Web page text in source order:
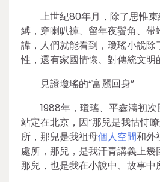
上世紀80年月，除了思惟
縛，穿喇叭褲、留年夜鬢角、帶
諱，人們就能看到，瓊瑤小說
性，還有家國情懷、對傳統文明
見證瓊瑤的“富麗回身”
1988年，瓊瑤、平鑫濤初
站定在北京，因“那兒是我怙恃
所，那兒是我祖母個人空間和外
處所，那兒，是我汗青講義上幾
那兒，也是我在小說中、故事中